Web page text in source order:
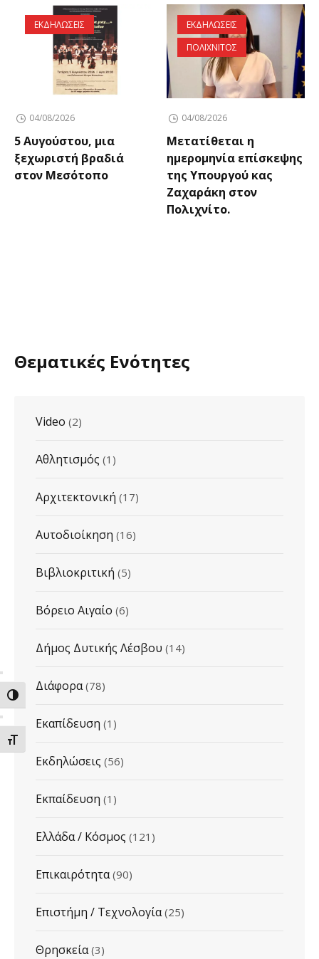
ΕΝΑΛΛΑΓΗ ΥΨΗΛΗΣ ΑΝΤΙΘΕΣΗΣ
ΕΝΑΛΛΑΓΗ ΜΕΓΕΘΟΥΣ ΓΡΑΜΜΑΤΩΝ
ΕΚΔΗΛΩΣΕΙΣ
04/08/2026
5 Αυγούστου, μια
ξεχωριστή βραδιά
στον Μεσότοπο
ΕΚΔΗΛΩΣΕΙΣ
ΠΟΛΙΧΝΙΤΟΣ
04/08/2026
Μετατίθεται η
ημερομηνία επίσκεψης
της Υπουργού κας
Ζαχαράκη στον
Πολιχνίτο.
Θεματικές Ενότητες
Video (2)
Αθλητισμός (1)
Αρχιτεκτονική (17)
Αυτοδιοίκηση (16)
Βιβλιοκριτική (5)
Βόρειο Αιγαίο (6)
Δήμος Δυτικής Λέσβου (14)
Διάφορα (78)
Εκαπίδευση (1)
Εκδηλώσεις (56)
Εκπαίδευση (1)
Ελλάδα / Κόσμος (121)
Επικαιρότητα (90)
Επιστήμη / Τεχνολογία (25)
Θρησκεία (3)